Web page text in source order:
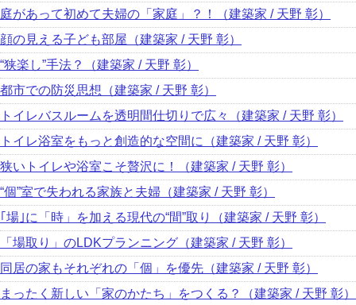
庭があって初めて夫婦の「家庭」？！（建築家 / 天野 彰）
顔の見える子ども部屋（建築家 / 天野 彰）
“狭楽し”手法？（建築家 / 天野 彰）
都市での防災思想（建築家 / 天野 彰）
トイレバスルームを透明間仕切りで広々（建築家 / 天野 彰）
トイレ浴室をもっと創造的な空間に（建築家 / 天野 彰）
狭いトイレや浴室こそ贅沢に！（建築家 / 天野 彰）
“個”室で失われる家族と夫婦（建築家 / 天野 彰）
｢場｣に「時」を加える現代の“間”取り（建築家 / 天野 彰）
「場取り」のLDKプランニング（建築家 / 天野 彰）
同居の家もそれぞれの「個」を優先（建築家 / 天野 彰）
まったく新しい「家のかたち」をつくる？（建築家 / 天野 彰）